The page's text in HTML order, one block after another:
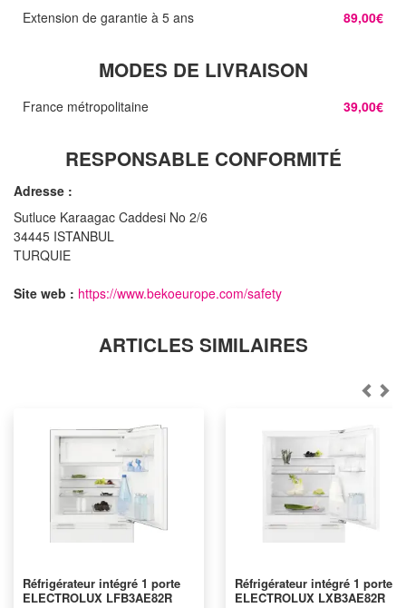
Extension de garantie à 5 ans
89,00€
MODES DE LIVRAISON
France métropolitaine 39,00€
RESPONSABLE CONFORMITÉ
Adresse :
Sutluce Karaagac Caddesi No 2/6
34445 ISTANBUL
TURQUIE
Site web : https://www.bekoeurope.com/safety
ARTICLES SIMILAIRES
Réfrigérateur intégré 1 porte
ELECTROLUX LFB3AE82R
Réfrigérateur intégré 1 porte
ELECTROLUX LXB3AE82R